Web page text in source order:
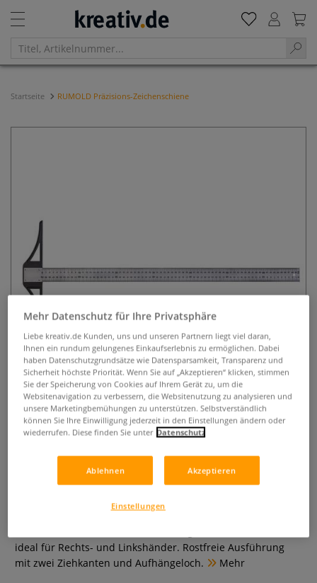
Startseite RUMOLD Präzisions-Zeichenschiene
RUMOLD Präzisions-
Zeichenschiene
0 Bewertungen
Schiene aus hochwertigem, rostfreien Edelstahl, 38 mm
ideal für Rechts- und Linkshänder. Rostfreie Ausführung
mit zwei Ziehkanten und Aufhängeloch.
Mehr
Mehr Datenschutz für Ihre Privatsphäre
Liebe kreativ.de Kunden, uns und unseren Partnern liegt viel daran,
Ihnen ein rundum gelungenes Einkaufserlebnis zu ermöglichen. Dabei
haben Datenschutzgrundsätze wie Datensparsamkeit, Transparenz und
Sicherheit höchste Priorität. Wenn Sie auf „Akzeptieren“ klicken, stimmen
Sie der Speicherung von Cookies auf Ihrem Gerät zu, um die
Websitenavigation zu verbessern, die Websitenutzung zu analysieren und
unsere Marketingbemühungen zu unterstützen. Selbstverständlich
können Sie Ihre Einwilligung jederzeit in den Einstellungen ändern oder
wiederrufen. Diese finden Sie unter Datenschutz
Ablehnen Akzeptieren
Einstellungen